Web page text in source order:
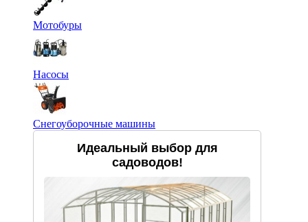
Мотобуры
Насосы
Снегоуборочные машины
Идеальный выбор для
садоводов!